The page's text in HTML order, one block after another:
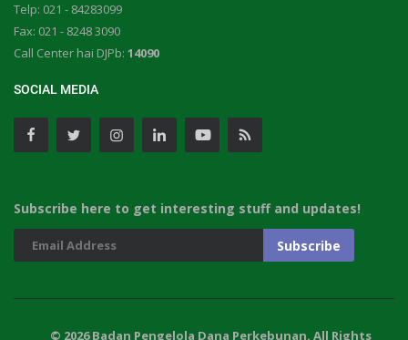
Telp: 021 - 84283099
Fax: 021 - 8248 3090
Call Center hai DJPb: 14090
SOCIAL MEDIA
Subscribe here to get interesting stuff and updates!
© 2026 Badan Pengelola Dana Perkebunan. All Rights